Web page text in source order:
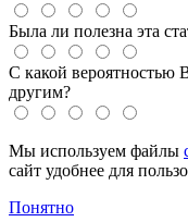
Была ли полезна эта
С какой вероятностью
другим?
Мы используем файлы
сайт удобнее для
Понятно